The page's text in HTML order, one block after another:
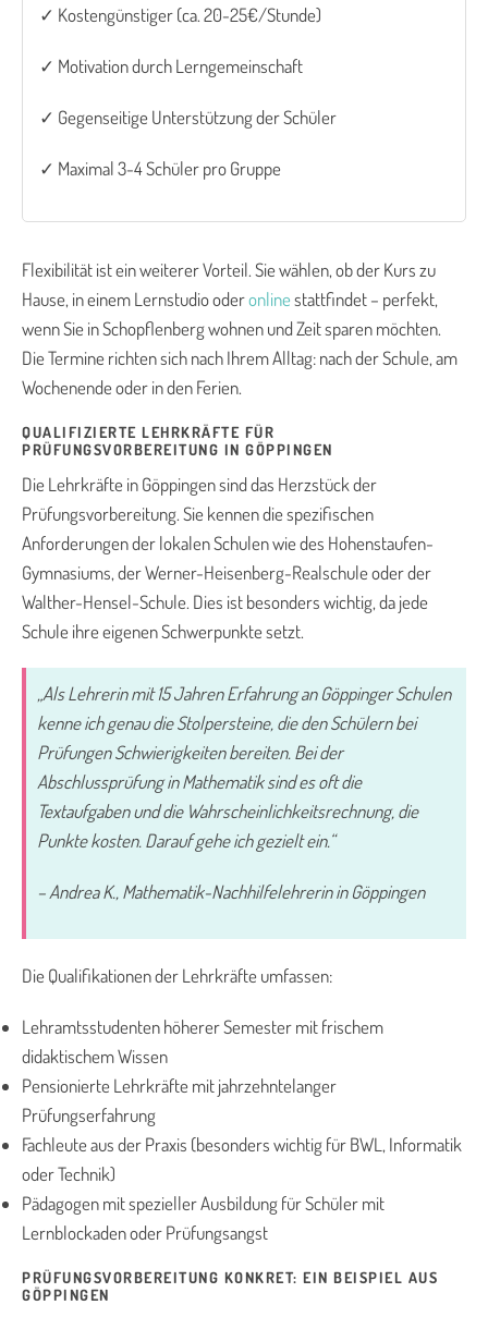
✓ Kostengünstiger (ca. 20-25€/Stunde)
✓ Motivation durch Lerngemeinschaft
✓ Gegenseitige Unterstützung der Schüler
✓ Maximal 3-4 Schüler pro Gruppe
Flexibilität ist ein weiterer Vorteil. Sie wählen, ob der Kurs zu
Hause, in einem Lernstudio oderonlinestattfindet – perfekt,
wenn Sie in Schopflenberg wohnen und Zeit sparen möchten.
Die Termine richten sich nach Ihrem Alltag: nach der Schule, am
Wochenende oder in den Ferien.
QUALIFIZIERTE LEHRKRÄFTE FÜR
PRÜFUNGSVORBEREITUNG IN GÖPPINGEN
Die Lehrkräfte in Göppingen sind das Herzstück der
Prüfungsvorbereitung. Sie kennen die spezifischen
Anforderungen der lokalen Schulen wie des Hohenstaufen-
Gymnasiums, der Werner-Heisenberg-Realschule oder der
Walther-Hensel-Schule. Dies ist besonders wichtig, da jede
Schule ihre eigenen Schwerpunkte setzt.
„Als Lehrerin mit 15 Jahren Erfahrung an Göppinger Schulen
kenne ich genau die Stolpersteine, die den Schülern bei
Prüfungen Schwierigkeiten bereiten. Bei der
Abschlussprüfung in Mathematik sind es oft die
Textaufgaben und die Wahrscheinlichkeitsrechnung, die
Punkte kosten. Darauf gehe ich gezielt ein.“
– Andrea K., Mathematik-Nachhilfelehrerin in Göppingen
Die Qualifikationen der Lehrkräfte umfassen:
Lehramtsstudenten höherer Semester mit frischem
didaktischem Wissen
Pensionierte Lehrkräfte mit jahrzehntelanger
Prüfungserfahrung
Fachleute aus der Praxis (besonders wichtig für BWL, Informatik
oder Technik)
Pädagogen mit spezieller Ausbildung für Schüler mit
Lernblockaden oder Prüfungsangst
PRÜFUNGSVORBEREITUNG KONKRET: EIN BEISPIEL AUS
GÖPPINGEN